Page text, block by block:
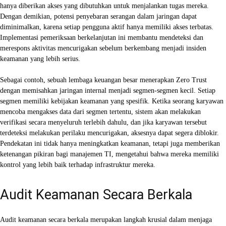
hanya diberikan akses yang dibutuhkan untuk menjalankan tugas mereka.
Dengan demikian, potensi penyebaran serangan dalam jaringan dapat
diminimalkan, karena setiap pengguna aktif hanya memiliki akses terbatas.
Implementasi pemeriksaan berkelanjutan ini membantu mendeteksi dan
merespons aktivitas mencurigakan sebelum berkembang menjadi insiden
keamanan yang lebih serius.
Sebagai contoh, sebuah lembaga keuangan besar menerapkan Zero Trust
dengan memisahkan jaringan internal menjadi segmen-segmen kecil. Setiap
segmen memiliki kebijakan keamanan yang spesifik. Ketika seorang karyawan
mencoba mengakses data dari segmen tertentu, sistem akan melakukan
verifikasi secara menyeluruh terlebih dahulu, dan jika karyawan tersebut
terdeteksi melakukan perilaku mencurigakan, aksesnya dapat segera diblokir.
Pendekatan ini tidak hanya meningkatkan keamanan, tetapi juga memberikan
ketenangan pikiran bagi manajemen TI, mengetahui bahwa mereka memiliki
kontrol yang lebih baik terhadap infrastruktur mereka.
Audit Keamanan Secara Berkala
Audit keamanan secara berkala merupakan langkah krusial dalam menjaga